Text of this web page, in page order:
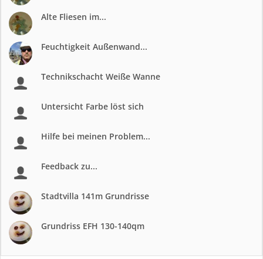
Alte Fliesen im...
Feuchtigkeit Außenwand...
Technikschacht Weiße Wanne
Untersicht Farbe löst sich
Hilfe bei meinen Problem...
Feedback zu...
Stadtvilla 141m Grundrisse
Grundriss EFH 130-140qm